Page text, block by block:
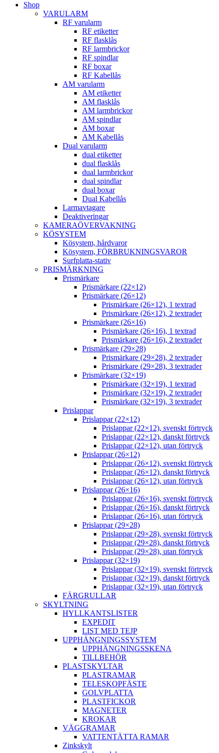
Shop
VARULARM
RF varularm
RF etiketter
RF flasklås
RF larmbrickor
RF spindlar
RF boxar
RF Kabellås
AM varularm
AM etiketter
AM flasklås
AM larmbrickor
AM spindlar
AM boxar
AM Kabellås
Dual varularm
dual etiketter
dual flasklås
dual larmbrickor
dual spindlar
dual boxar
Dual Kabellås
Larmavtagare
Deaktiveringar
KAMERAÖVERVAKNING
KÖSYSTEM
Kösystem, hårdvaror
Kösystem, FÖRBRUKNINGSVAROR
Surfplatta-stativ
PRISMÄRKNING
Prismärkare
Prismärkare (22×12)
Prismärkare (26×12)
Prismärkare (26×12), 1 textrad
Prismärkare (26×12), 2 textrader
Prismärkare (26×16)
Prismärkare (26×16), 1 textrad
Prismärkare (26×16), 2 textrader
Prismärkare (29×28)
Prismärkare (29×28), 2 textrader
Prismärkare (29×28), 3 textrader
Prismärkare (32×19)
Prismärkare (32×19), 1 textrad
Prismärkare (32×19), 2 textrader
Prismärkare (32×19), 3 textrader
Prislappar
Prislappar (22×12)
Prislappar (22×12), svenskt förtryck
Prislappar (22×12), danskt förtryck
Prislappar (22×12), utan förtryck
Prislappar (26×12)
Prislappar (26×12), svenskt förtryck
Prislappar (26×12), danskt förtryck
Prislappar (26×12), utan förtryck
Prislappar (26×16)
Prislappar (26×16), svenskt förtryck
Prislappar (26×16), danskt förtryck
Prislappar (26×16), utan förtryck
Prislappar (29×28)
Prislappar (29×28), svenskt förtryck
Prislappar (29×28), danskt förtryck
Prislappar (29×28), utan förtryck
Prislappar (32×19)
Prislappar (32×19), svenskt förtryck
Prislappar (32×19), danskt förtryck
Prislappar (32×19), utan förtryck
FÄRGRULLAR
SKYLTNING
HYLLKANTSLISTER
EXPEDIT
LIST MED TEJP
UPPHÄNGNINGSSYSTEM
UPPHÄNGNINGSSKENA
TILLBEHÖR
PLASTSKYLTAR
PLASTRAMAR
TELESKOPFÄSTE
GOLVPLATTA
PLASTFICKOR
MAGNETER
KROKAR
VÄGGRAMAR
VATTENTÄTTA RAMAR
Zinkskylt